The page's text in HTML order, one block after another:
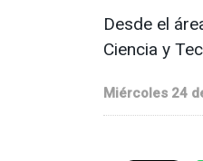
Desde el
Ciencia y
Miércoles 24